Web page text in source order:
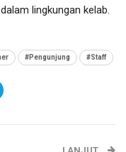
lingkungan kelab.
#Pengunjung #Staff